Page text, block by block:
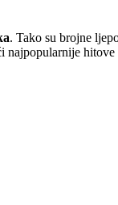
. Tako su brojne
najpopularnije hitove